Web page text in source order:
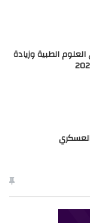
الطبية وزيادة